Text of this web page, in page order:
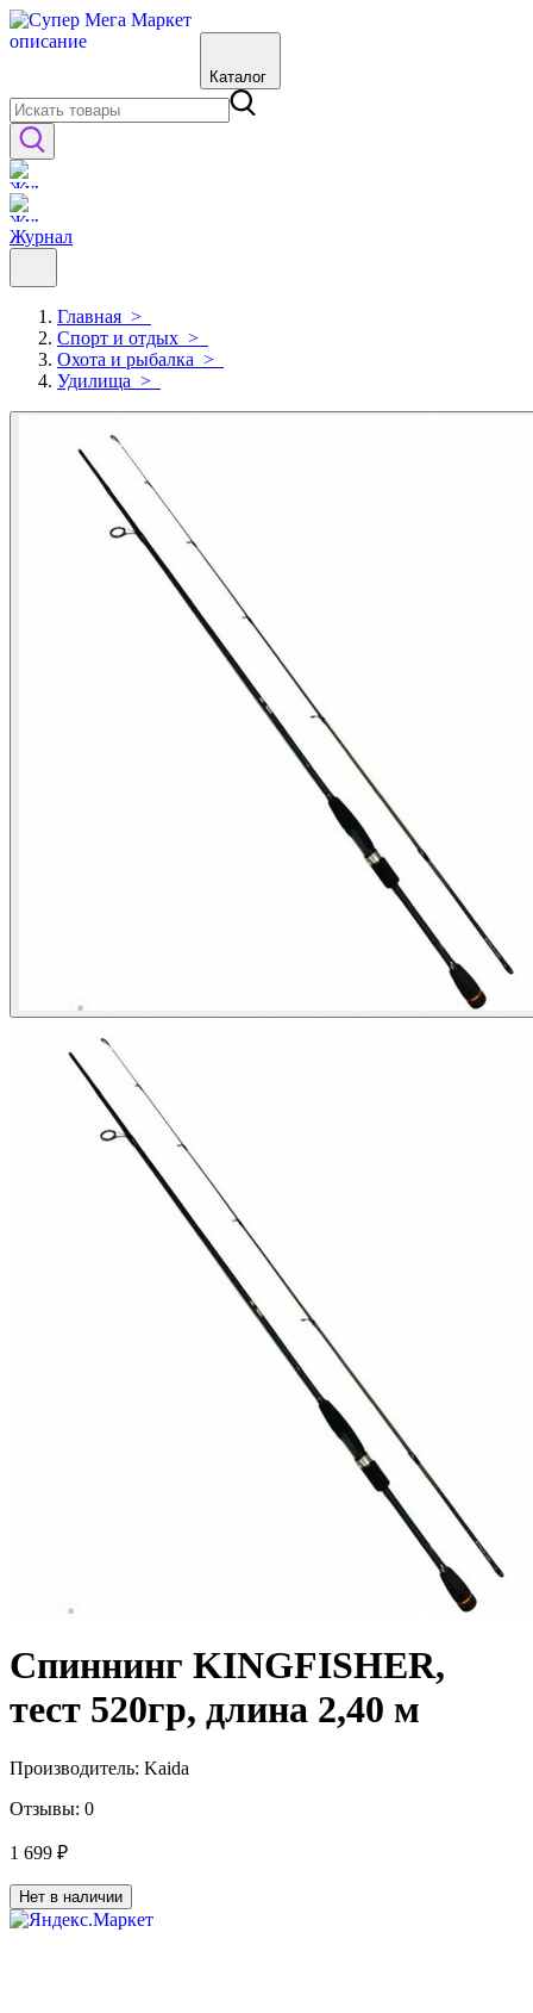
Каталог
Журнал
Главная >
Спорт и отдых >
Охота и рыбалка >
Удилища >
Спиннинг KINGFISHER,
тест 520гр, длина 2,40 м
Производитель: Kaida
Отзывы: 0
1 699 ₽
Нет в наличии